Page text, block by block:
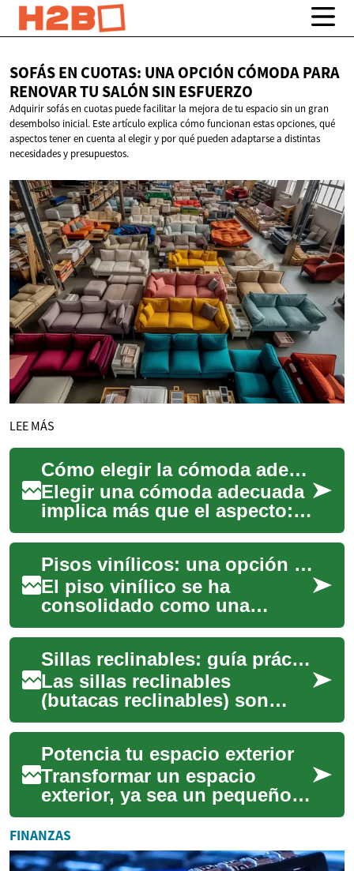
SOFÁS EN CUOTAS: UNA OPCIÓN CÓMODA PARA
RENOVAR TU SALÓN SIN ESFUERZO
Adquirir sofás en cuotas puede facilitar la mejora de tu espacio sin un gran
desembolso inicial. Este artículo explica cómo funcionan estas opciones, qué
aspectos tener en cuenta al elegir y por qué pueden adaptarse a distintas
necesidades y presupuestos.
LEE MÁS
Cómo elegir la cómoda adecuada según el espacio y el estilo
Elegir una cómoda adecuada
implica más que el aspecto:
hay que considerar
dimensiones, materiales,
capacidad de almac...
Pisos vinílicos: una opción versátil para renovar tu hogar con estilo y practicidad
El piso vinílico se ha
consolidado como una
alternativa popular para
viviendas y espacios
comerciales por su
combinac...
Sillas reclinables: guía práctica para elegir en tu salón
Las sillas reclinables
(butacas reclinables) son
piezas de mobiliario que
combinan funcionalidad y
confort, y pueden ...
Potencia tu espacio exterior
Transformar un espacio
exterior, ya sea un pequeño
balcón, una terraza amplia o
un jardín extenso, ofrece una
oportun...
FINANZAS